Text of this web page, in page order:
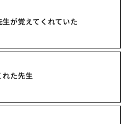
が覚えてくれていた
れた先生